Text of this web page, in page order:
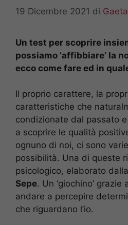
19 Dicembre 2021 di
Un test per scoprire
possiamo ‘affibbiare’ la
ecco come fare ed in
Il proprio carattere, la
caratteristiche che
condizionate dal passato
a scoprire le qualità
ognuno di noi, ci sono
possibilità. Una di queste
psicologico, elaborato
Sepe. Un ‘giochino’
andare a percepire
che riguardano l’io.